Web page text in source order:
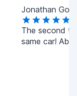
Jonathan
The second
same car!